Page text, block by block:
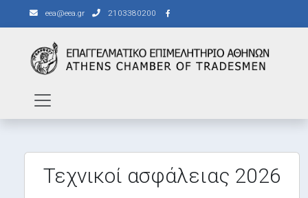
eea@eea.gr 2103380200
Τεχνικοί ασφάλειας 2026